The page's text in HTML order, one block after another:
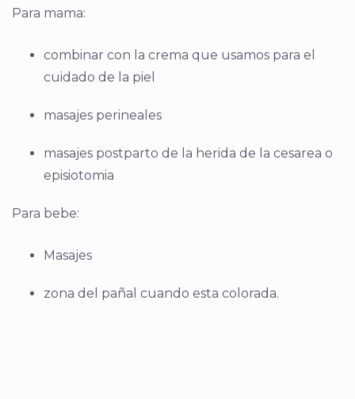
Para mama:
combinar con la crema que usamos para el
cuidado de la piel
masajes perineales
masajes postparto de la herida de la cesarea o
episiotomia
Para bebe:
Masajes
zona del pañal cuando esta colorada.